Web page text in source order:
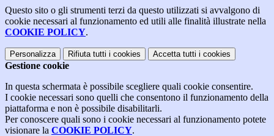
Questo sito o gli strumenti terzi da questo utilizzati si avvalgono di
cookie necessari al funzionamento ed utili alle finalità illustrate nella
COOKIE POLICY.
Personalizza Rifiuta tutti i cookies Accetta tutti i cookies
Gestione cookie
In questa schermata è possibile scegliere quali cookie consentire.
I cookie necessari sono quelli che consentono il funzionamento della
piattaforma e non è possibile disabilitarli.
Per conoscere quali sono i cookie necessari al funzionamento potete
visionare la COOKIE POLICY.